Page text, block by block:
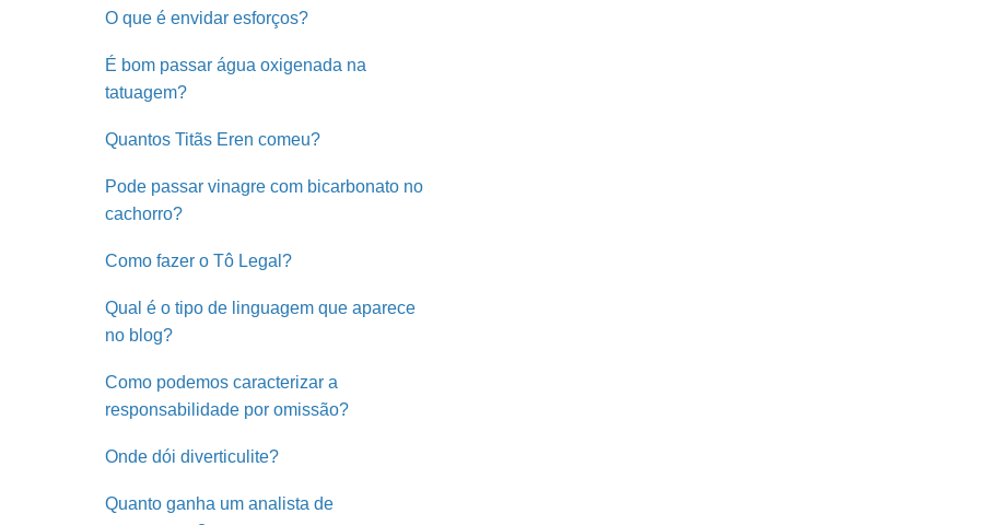
O que é envidar esforços?
É bom passar água oxigenada na
tatuagem?
Quantos Titãs Eren comeu?
Pode passar vinagre com bicarbonato no
cachorro?
Como fazer o Tô Legal?
Qual é o tipo de linguagem que aparece
no blog?
Como podemos caracterizar a
responsabilidade por omissão?
Onde dói diverticulite?
Quanto ganha um analista de